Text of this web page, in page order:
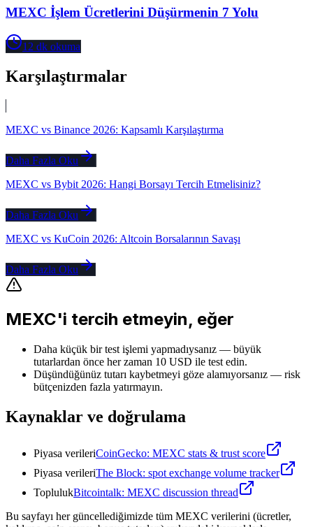
MEXC İşlem Ücretlerini Düşürmenin 7 Yolu
12 dk okuma
Karşılaştırmalar
MEXC vs Binance 2026: Kapsamlı Karşılaştırma
Daha Fazla Oku
MEXC vs Bybit 2026: Hangi Borsayı Tercih Etmelisiniz?
Daha Fazla Oku
MEXC vs KuCoin 2026: Altcoin Borsalarının Savaşı
Daha Fazla Oku
MEXC'i tercih etmeyin, eğer
Daha küçük bir test işlemi yapmadıysanız — büyük
tutarlardan önce her zaman 10 USD ile test edin.
Düşündüğünüz tutarı kaybetmeyi göze alamıyorsanız — risk
bütçenizden fazla yatırmayın.
Kaynaklar ve doğrulama
Piyasa verileriCoinGecko: MEXC stats & trust score
Piyasa verileriThe Block: spot exchange volume tracker
ToplulukBitcointalk: MEXC discussion thread
Bu sayfayı her güncellediğimizde tüm MEXC verilerini (ücretler,